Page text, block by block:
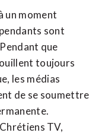
un moment
sont
que
toujours
les médias
de se soumettre
TV,